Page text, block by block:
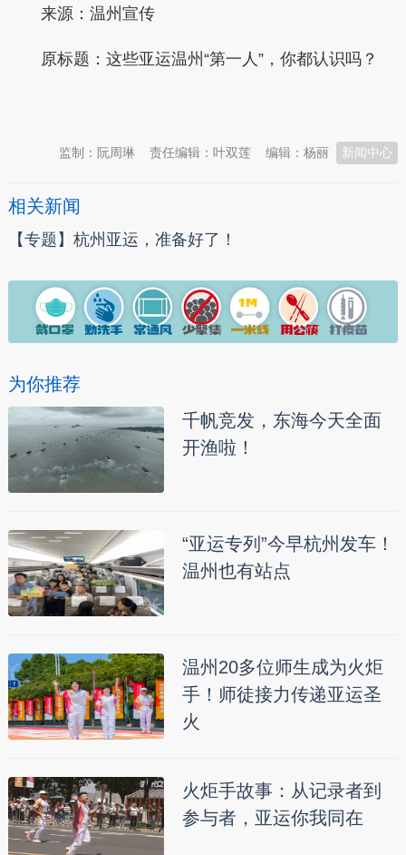
来源：温州宣传
原标题： 这些亚运温州“第一人”，你都认识吗？
新闻中心
编辑：杨丽
责任编辑：叶双莲
监制：阮周琳
相关新闻
【专题】杭州亚运，准备好了！
为你推荐
千帆竞发，东海今天全面
开渔啦！
“亚运专列”今早杭州发车！
温州也有站点
温州20多位师生成为火炬
手！师徒接力传递亚运圣
火
火炬手故事：从记录者到
参与者，亚运你我同在